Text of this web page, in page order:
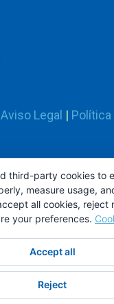
Aviso Legal | Política
EQUIPAMIENTO
third-party cookies to
measure usage,
all cookies, reject
your preferences.
Accept all
Reject